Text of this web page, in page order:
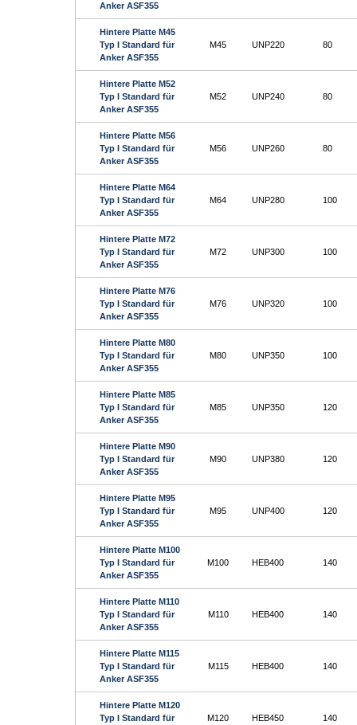
Anker ASF355
Hintere Platte M45
Typ I Standard für
Anker ASF355
M45 UNP220 80
Hintere Platte M52
Typ I Standard für
Anker ASF355
M52 UNP240 80
Hintere Platte M56
Typ I Standard für
Anker ASF355
M56 UNP260 80
Hintere Platte M64
Typ I Standard für
Anker ASF355
M64 UNP280 100
Hintere Platte M72
Typ I Standard für
Anker ASF355
M72 UNP300 100
Hintere Platte M76
Typ I Standard für
Anker ASF355
M76 UNP320 100
Hintere Platte M80
Typ I Standard für
Anker ASF355
M80 UNP350 100
Hintere Platte M85
Typ I Standard für
Anker ASF355
M85 UNP350 120
Hintere Platte M90
Typ I Standard für
Anker ASF355
M90 UNP380 120
Hintere Platte M95
Typ I Standard für
Anker ASF355
M95 UNP400 120
Hintere Platte M100
Typ I Standard für
Anker ASF355
M100 HEB400 140
Hintere Platte M110
Typ I Standard für
Anker ASF355
M110 HEB400 140
Hintere Platte M115
Typ I Standard für
Anker ASF355
M115 HEB400 140
Hintere Platte M120
Typ I Standard für
M120 HEB450 140